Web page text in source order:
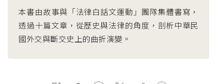
本書由故事與「法律白話文運動」團隊集體書寫，
透過十篇文章，從歷史與法律的角度，剖析中華民
國外交與斷交史上的曲折演變。